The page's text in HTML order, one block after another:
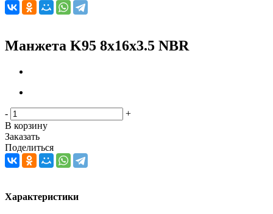
Манжета K95 8x16x3.5 NBR
-
+
В корзину
Заказать
Поделиться
Характеристики